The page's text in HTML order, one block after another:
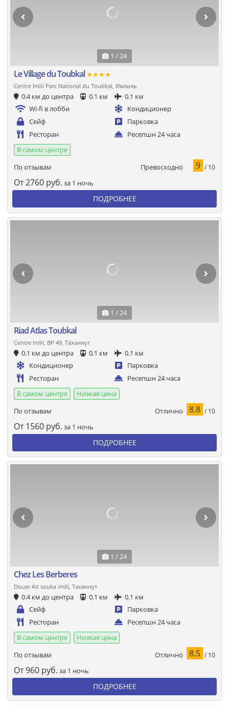
1 / 24
Le Village du Toubkal★★★★
Centre Imlil Parc National du Toubkal, Имлиль
0.4 км до центра 0.1 км
0.1 км
Wi-fi в лобби
Кондиционер
Сейф
Парковка
Ресторан
Ресепшн 24 часа
В самом центре
По отзывам
Превосходно 9 / 10
От2760 руб. за 1 ночь
ПОДРОБНЕЕ
1 / 24
Riad Atlas Toubkal
Centre Imlil, BP 49, Таханнут
0.1 км до центра 0.1 км
0.1 км
Кондиционер
Парковка
Ресторан
Ресепшн 24 часа
В самом центре
Низкая цена
По отзывам
Отлично 8.8 / 10
От 1560 руб. за 1 ночь
ПОДРОБНЕЕ
1 / 24
Chez Les Berberes
Douar Ait souka imlil, Таханнут
0.4 км до центра 0.1 км
0.1 км
Сейф
Парковка
Ресторан
Ресепшн 24 часа
В самом центре
Низкая цена
По отзывам
Отлично 8.5 / 10
От960 руб. за 1 ночь
ПОДРОБНЕЕ